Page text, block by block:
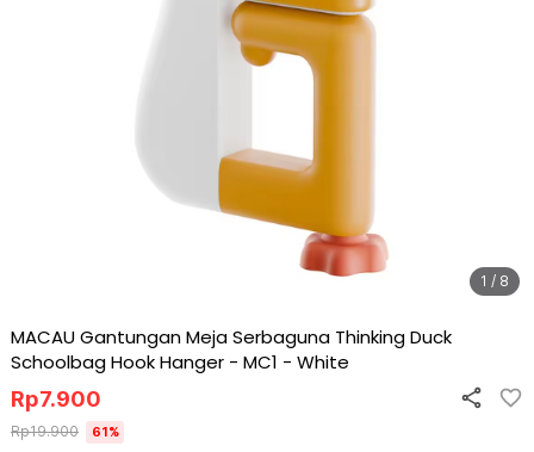
1 / 8
MACAU Gantungan Meja Serbaguna Thinking Duck
Schoolbag Hook Hanger - MC1 - White
Rp7.900
Rp19.900 61%